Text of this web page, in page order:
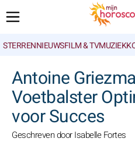
STERRENNIEUWSFILM & TVMUZIEK
Antoine
Voetbalster
voor Succes
Geschreven door Isabelle Fortes